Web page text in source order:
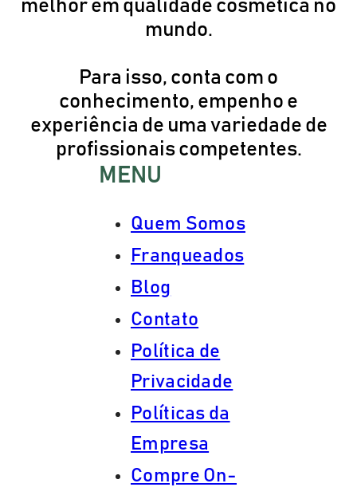
melhor em qualidade cosmética no
mundo.
Para isso, conta com o
conhecimento, empenho e
experiência de uma variedade de
profissionais competentes.
MENU
Quem Somos
Franqueados
Blog
Contato
Política de
Privacidade
Políticas da
Empresa
Compre On-